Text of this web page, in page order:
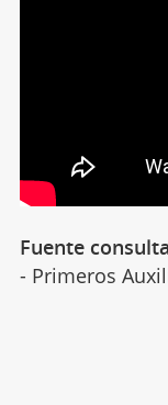
Fuente
- Primeros